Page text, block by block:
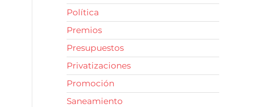
Política
Premios
Presupuestos
Privatizaciones
Promoción
Saneamiento